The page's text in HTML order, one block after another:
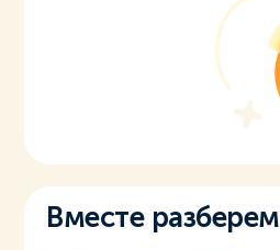
Вместе разберем